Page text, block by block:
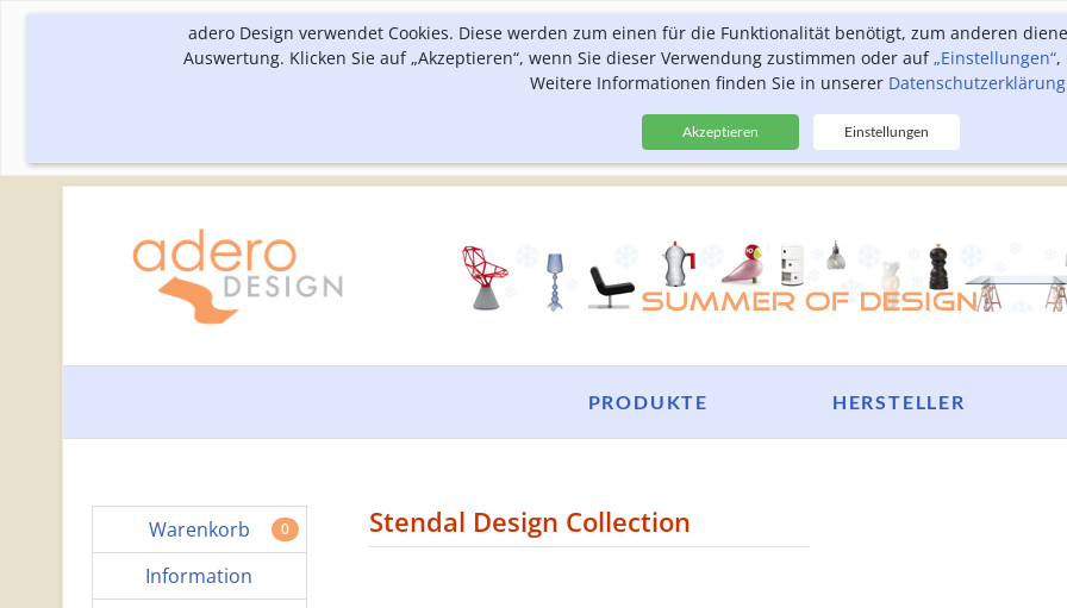
adero Design verwendet Cookies. Diese werden zum einen für die Funktionalität benötigt, zum anderen
Auswertung. Klicken Sie auf „Akzeptieren“, wenn Sie dieser Verwendung zustimmen oder auf„Einstellungen“,
Weitere Informationen finden Sie in unserer Datenschutzerklärung
Akzeptieren Einstellungen
HERSTELLER
PRODUKTE
Warenkorb 0
Information
Stendal Design Collection